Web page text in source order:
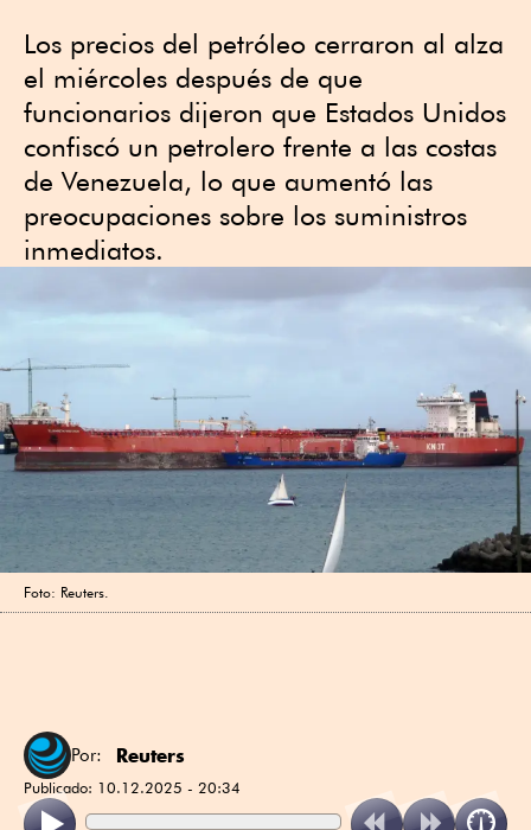
Los precios del petróleo cerraron al alza
el miércoles después de que
funcionarios dijeron que Estados Unidos
confiscó un petrolero frente a las costas
de Venezuela, lo que aumentó las
preocupaciones sobre los suministros
inmediatos.
Foto: Reuters.
Por: Reuters
Publicado: 10.12.2025 - 20:34